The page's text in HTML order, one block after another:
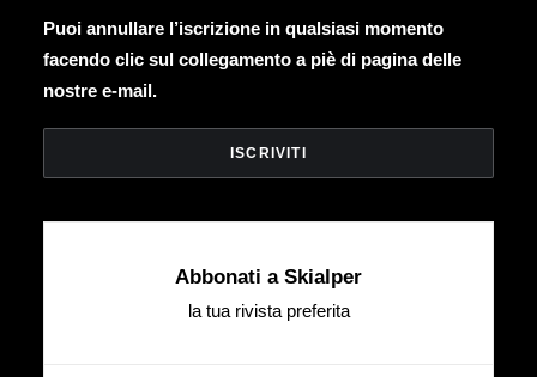
Puoi annullare l’iscrizione in qualsiasi momento
facendo clic sul collegamento a piè di pagina delle
nostre e-mail.
Abbonati a Skialper
la tua rivista preferita